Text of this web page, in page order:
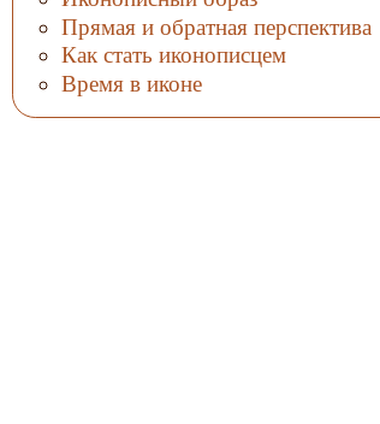
Прямая и обратная перспектива
Как стать иконописцем
Время в иконе